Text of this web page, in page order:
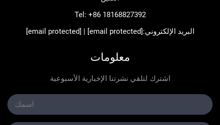
Tel:+86 18168827392
الإلكتروني:[email protected]
|
[email protected]
معلومات
اشترك لتلقي نشرتنا الإخبارية الأسبوعية